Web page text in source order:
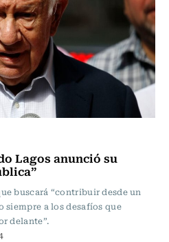
Lagos anunció su
buscará “contribuir desde un
siempre a los desafíos que
delante”.